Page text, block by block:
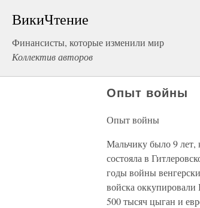
ВикиЧтение
Финансисты, которые изменили мир
Коллектив авторов
Опыт войны
Опыт войны
Мальчику было 9 лет,
состояла в
годы войны
войска оккупировали
500 тысяч цыган и